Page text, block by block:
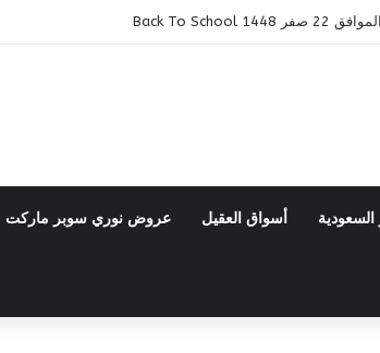
أسواق العقيل عروض نوري سوبر ماركت